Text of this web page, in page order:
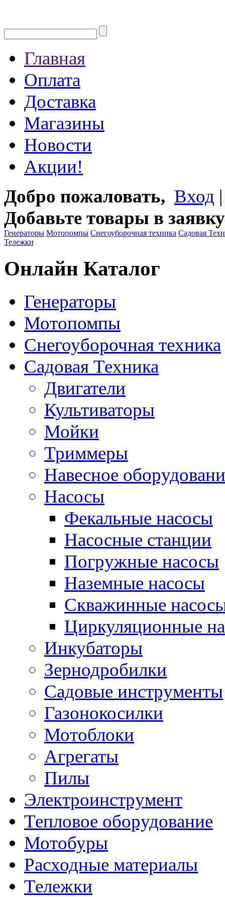
Главная
Оплата
Доставка
Магазины
Новости
Акции!
Добро пожаловать, Вход
Добавьте товары в заявку
Генераторы Мотопомпы Снегоуборочная техника Садовая
Тележки
Онлайн Каталог
Генераторы
Мотопомпы
Снегоуборочная техника
Садовая Техника
Двигатели
Культиваторы
Мойки
Триммеры
Навесное
Насосы
Фекальные насосы
Насосные станции
Погружные насосы
Наземные насосы
Скважинные
Циркуляционные
Инкубаторы
Зернодробилки
Садовые инструменты
Газонокосилки
Мотоблоки
Агрегаты
Пилы
Электроинструмент
Тепловое оборудование
Мотобуры
Расходные материалы
Тележки